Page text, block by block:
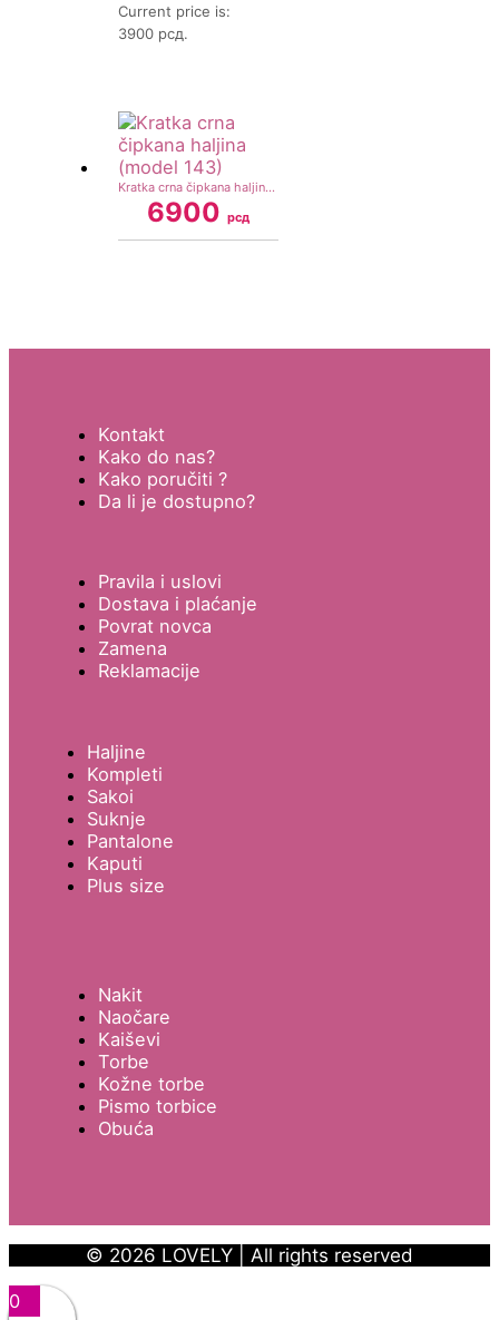
Current price is:
3900 рсд.
Kratka crna čipkana haljina (model 143)
6900рсд
Kontakt
Kako do nas?
Kako poručiti ?
Da li je dostupno?
Pravila i uslovi
Dostava i plaćanje
Povrat novca
Zamena
Reklamacije
Haljine
Kompleti
Sakoi
Suknje
Pantalone
Kaputi
Plus size
Nakit
Naočare
Kaiševi
Torbe
Kožne torbe
Pismo torbice
Obuća
© 2026 LOVELY | All rights reserved
0